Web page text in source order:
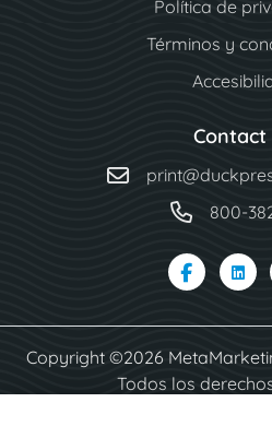
Política de
Términos y
Contact
800-
Copyright ©2026
Todos los